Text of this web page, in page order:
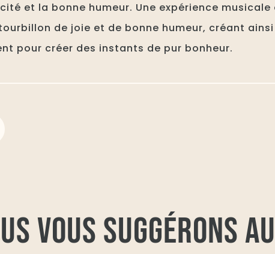
et la bonne humeur. Une expérience
de joie et de bonne humeur, créant
pour créer des instants de pur bonheur.
VOUS SUGGÉRONS